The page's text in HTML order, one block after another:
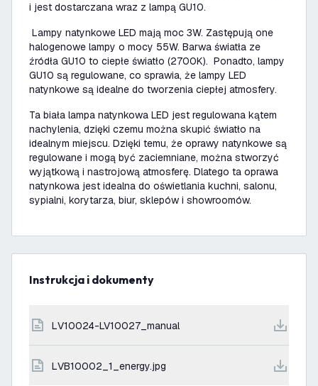
i jest dostarczana wraz z lampą GU10.
Lampy natynkowe LED mają moc 3W. Zastępują one
halogenowe lampy o mocy 55W. Barwa światła ze
źródła GU10 to ciepłe światło (2700K). Ponadto, lampy
GU10 są regulowane, co sprawia, że lampy LED
natynkowe są idealne do tworzenia ciepłej atmosfery.
Ta biała lampa natynkowa LED jest regulowana kątem
nachylenia, dzięki czemu można skupić światło na
idealnym miejscu. Dzięki temu, że oprawy natynkowe są
regulowane i mogą być zaciemniane, można stworzyć
wyjątkową i nastrojową atmosferę. Dlatego ta oprawa
natynkowa jest idealna do oświetlania kuchni, salonu,
sypialni, korytarza, biur, sklepów i showroomów.
Instrukcja i dokumenty
LV10024-LV10027_manual
LVB10002_1_energy.jpg